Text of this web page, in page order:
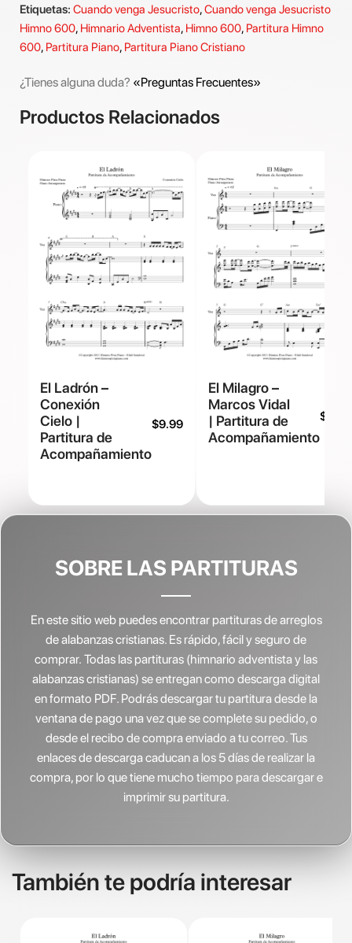
Etiquetas: Cuando venga Jesucristo,Cuando venga Jesucristo
Himno 600, Himnario Adventista, Himno 600, Partitura Himno
600, Partitura Piano, Partitura Piano Cristiano
¿Tienes alguna duda? «Preguntas Frecuentes»
Productos Relacionados
El Ladrón –
Conexión
Cielo |
Partitura de
Acompañamiento
$9.99
El Milagro –
Marcos Vidal
| Partitura de
Acompañamiento
$
SOBRE LAS PARTITURAS
En este sitio web puedes encontrar partituras de arreglos
de alabanzas cristianas. Es rápido, fácil y seguro de
comprar. Todas las partituras (himnario adventista y las
alabanzas cristianas) se entregan como descarga digital
en formato PDF. Podrás descargar tu partitura desde la
ventana de pago una vez que se complete su pedido, o
desde el recibo de compra enviado a tu correo. Tus
enlaces de descarga caducan a los 5 días de realizar la
compra, por lo que tiene mucho tiempo para descargar e
imprimir su partitura.
También te podría interesar